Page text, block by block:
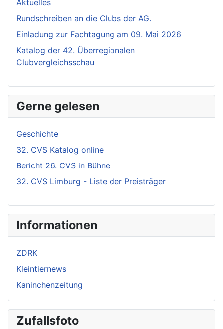
Aktuelles
Rundschreiben an die Clubs der AG.
Einladung zur Fachtagung am 09. Mai 2026
Katalog der 42. Überregionalen
Clubvergleichsschau
Gerne gelesen
Geschichte
32. CVS Katalog online
Bericht 26. CVS in Bühne
32. CVS Limburg - Liste der Preisträger
Informationen
ZDRK
Kleintiernews
Kaninchenzeitung
Zufallsfoto